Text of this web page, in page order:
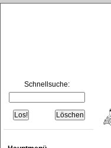
Schnellsuche: